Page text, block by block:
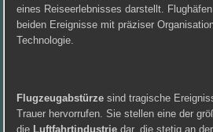
eines Reiseerlebnisses darstellt.
beiden Ereignisse mit präziser
Technologie.
Flugzeugabstürze sind tragische
Trauer hervorrufen. Sie stellen eine der
die Luftfahrtindustrie dar, die stetig an